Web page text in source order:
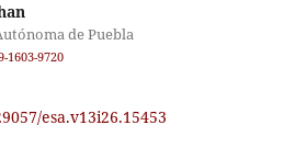
de Puebla
1603-9720
esa.v13i26.15453